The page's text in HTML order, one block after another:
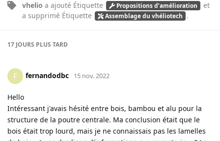
vhelio a ajouté Étiquette Propositions d’amélioration
et
a supprimé Étiquette Assemblage du vhéliotech .
17 JOURS PLUS TARD
F fernandodbc 15 nov. 2022
Hello
Intéressant j'avais hésité entre bois, bambou et alu pour la
structure de la poutre centrale. Ma conclusion était que le
bois était trop lourd, mais je ne connaissais pas les lamelles